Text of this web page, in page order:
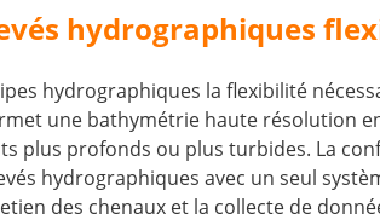
hydrographiques
hydrographiques la flexibilité
une bathymétrie haute résolution
plus profonds ou plus turbides. La
hydrographiques avec un seul
des chenaux et la collecte de